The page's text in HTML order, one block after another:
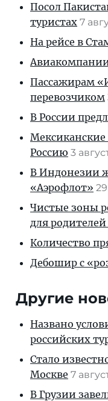
Посол
туристах 7
На рейсе в
Авиакомпании
Пассажирам
перевозчиком
В России
Мексиканские
Россию 3
В Индонезии
«Аэрофлот»
Чистые зоны
для
Количество
Дебошир с
Другие
Названо
российских
Стало
Москве 7
В Грузии